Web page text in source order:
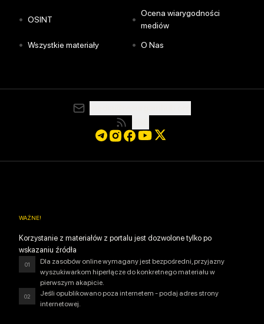
• OSINT •
Ocena wiarygodności
mediów
• Wszystkie materiały • O Nas
WAŻNE!
Korzystanie z materiałów z portalu jest dozwolone tylko po
wskazaniu źródła
01
Dla zasobów online wymagany jest bezpośredni, przyjazny
wyszukiwarkom hiperłącze do konkretnego materiału w
pierwszym akapicie.
02
Jeśli opublikowano poza internetem - podaj adres strony
internetowej.